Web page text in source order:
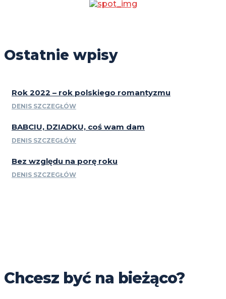
Ostatnie wpisy
Rok 2022 – rok polskiego romantyzmu
DENIS SZCZEGŁÓW
BABCIU, DZIADKU, coś wam dam
DENIS SZCZEGŁÓW
Bez względu na porę roku
DENIS SZCZEGŁÓW
Chcesz być na bieżąco?